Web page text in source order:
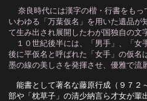
奈良時代には漢字の楷・行書をも
いわゆる「万葉仮名」を用いた遺品が
て生み出され展開し
１０世紀後半には、「男手」、「女
後に平仮名と呼ばれた「女手」の仮名
墨の線の美しさを発揮させ、優雅で流
能書として著名な藤原行成（９７２
部や「枕草子」の清少納言ら才女が輩